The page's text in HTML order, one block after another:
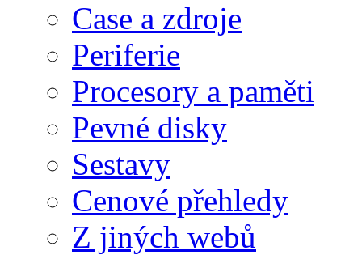
Case a zdroje
Periferie
Procesory a paměti
Pevné disky
Sestavy
Cenové přehledy
Z jiných webů